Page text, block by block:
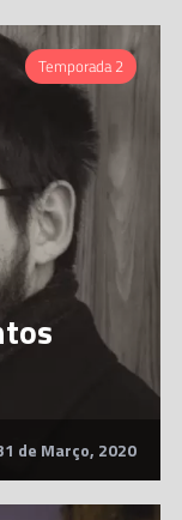
Temporada 2
de Março, 2020